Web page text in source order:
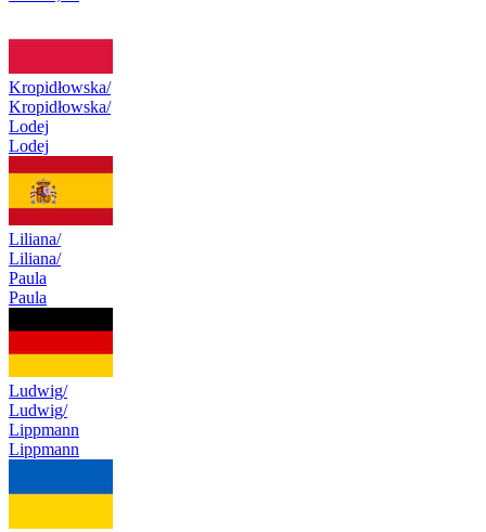
Kropidłowska/
Kropidłowska/
Lodej
Lodej
Liliana/
Liliana/
Paula
Paula
Ludwig/
Ludwig/
Lippmann
Lippmann